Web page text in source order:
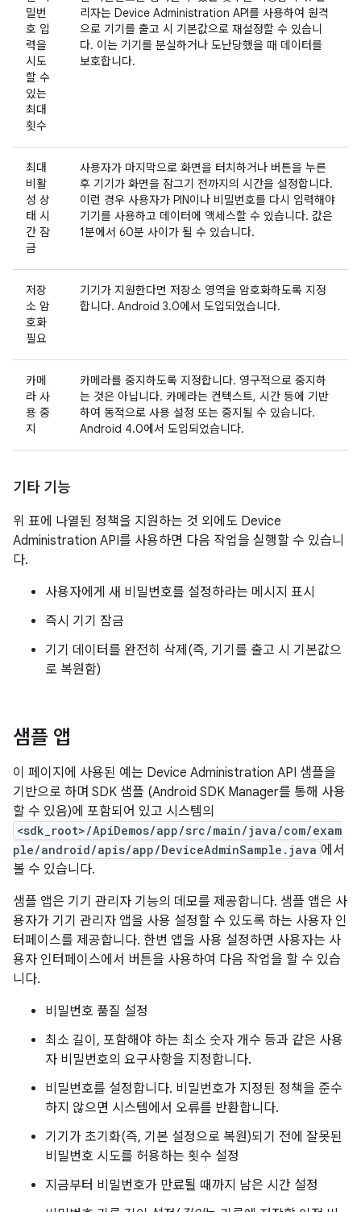
밀번
호 입
력을
시도
할 수
있는
최대
횟수
리자는 Device Administration API를 사용하여 원격
으로 기기를 출고 시 기본값으로 재설정할 수 있습니
다. 이는 기기를 분실하거나 도난당했을 때 데이터를
보호합니다.
최대
비활
성 상
태 시
간 잠
금
사용자가 마지막으로 화면을 터치하거나 버튼을 누른
후 기기가 화면을 잠그기 전까지의 시간을 설정합니다.
이런 경우 사용자가 PIN이나 비밀번호를 다시 입력해야
기기를 사용하고 데이터에 액세스할 수 있습니다. 값은
1분에서 60분 사이가 될 수 있습니다.
저장
소 암
호화
필요
기기가 지원한다면 저장소 영역을 암호화하도록 지정
합니다. Android 3.0에서 도입되었습니다.
카메
라 사
용 중
지
카메라를 중지하도록 지정합니다. 영구적으로 중지하
는 것은 아닙니다. 카메라는 컨텍스트, 시간 등에 기반
하여 동적으로 사용 설정 또는 중지될 수 있습니다.
Android 4.0에서 도입되었습니다.
기타 기능
위 표에 나열된 정책을 지원하는 것 외에도 Device
Administration API를 사용하면 다음 작업을 실행할 수 있습니
다.
사용자에게 새 비밀번호를 설정하라는 메시지 표시
즉시 기기 잠금
기기 데이터를 완전히 삭제(즉, 기기를 출고 시 기본값으
로 복원함)
샘플 앱
이 페이지에 사용된 예는 Device Administration API 샘플을
기반으로 하며 SDK 샘플 (Android SDK Manager를 통해 사용
할 수 있음)에 포함되어 있고 시스템의
<sdk_root>/ApiDemos/app/src/main/java/com/exam
ple/android/apis/app/DeviceAdminSample.java 에서
볼 수 있습니다.
샘플 앱은 기기 관리자 기능의 데모를 제공합니다. 샘플 앱은 사
용자가 기기 관리자 앱을 사용 설정할 수 있도록 하는 사용자 인
터페이스를 제공합니다. 한번 앱을 사용 설정하면 사용자는 사
용자 인터페이스에서 버튼을 사용하여 다음 작업을 할 수 있습
니다.
비밀번호 품질 설정
최소 길이, 포함해야 하는 최소 숫자 개수 등과 같은 사용
자 비밀번호의 요구사항을 지정합니다.
비밀번호를 설정합니다. 비밀번호가 지정된 정책을 준수
하지 않으면 시스템에서 오류를 반환합니다.
기기가 초기화(즉, 기본 설정으로 복원)되기 전에 잘못된
비밀번호 시도를 허용하는 횟수 설정
지금부터 비밀번호가 만료될 때까지 남은 시간 설정